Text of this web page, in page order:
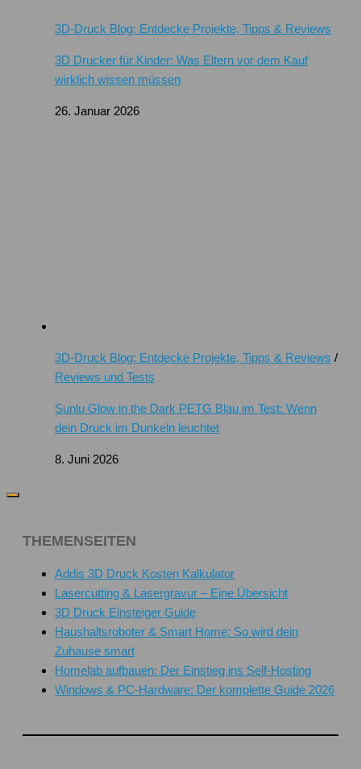
3D-Druck Blog: Entdecke Projekte, Tipps & Reviews
3D Drucker für Kinder: Was Eltern vor dem Kauf
wirklich wissen müssen
26. Januar 2026
3D-Druck Blog: Entdecke Projekte, Tipps & Reviews /
Reviews und Tests
Sunlu Glow in the Dark PETG Blau im Test: Wenn
dein Druck im Dunkeln leuchtet
8. Juni 2026
THEMENSEITEN
Addis 3D Druck Kosten Kalkulator
Lasercutting & Lasergravur – Eine Übersicht
3D Druck Einsteiger Guide
Haushaltsroboter & Smart Home: So wird dein
Zuhause smart
Homelab aufbauen: Der Einstieg ins Self-Hosting
Windows & PC-Hardware: Der komplette Guide 2026